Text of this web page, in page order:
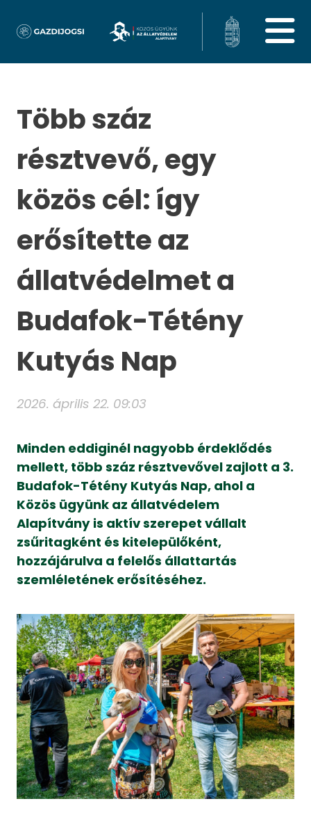
Több száz
résztvevő, egy
közös cél: így
erősítette az
állatvédelmet a
Budafok-Tétény
Kutyás Nap
2026. április 22. 09:03
Minden eddiginél nagyobb érdeklődés
mellett, több száz résztvevővel zajlott a 3.
Budafok-Tétény Kutyás Nap, ahol a
Közös ügyünk az állatvédelem
Alapítvány is aktív szerepet vállalt
zsűritagként és kitelepülőként,
hozzájárulva a felelős állattartás
szemléletének erősítéséhez.